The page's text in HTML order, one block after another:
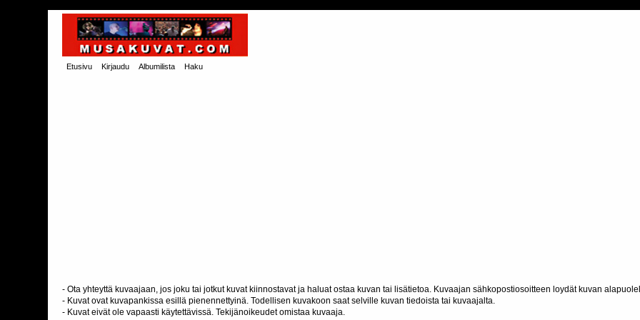
Etusivu Kirjaudu Albumilista Haku
- Ota yhteyttä kuvaajaan, jos joku tai jotkut kuvat kiinnostavat ja haluat ostaa kuvan tai lisätietoa. Kuvaajan sähkopostiosoitteen loydät kuvan
- Kuvat ovat kuvapankissa esillä pienennettyinä. Todellisen kuvakoon saat selville kuvan tiedoista tai kuvaajalta.
- Kuvat eivät ole vapaasti käytettävissä. Tekijänoikeudet omistaa kuvaaja.